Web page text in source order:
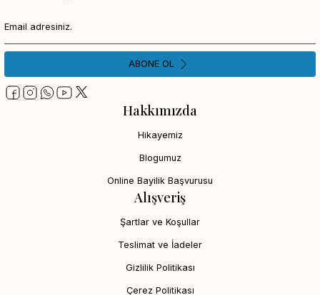
Hakkımızda
Hikayemiz
Blogumuz
Online Bayilik Başvurusu
Alışveriş
Şartlar ve Koşullar
Teslimat ve İadeler
Gizlilik Politikası
Çerez Politikası
ABONE OL